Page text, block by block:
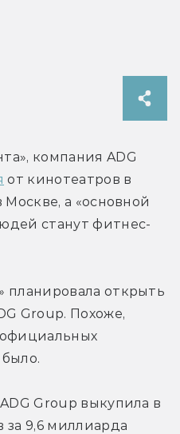
компания ADG
от кинотеатров в
Москве, а «основной
станут фитнес-
планировала открыть
Group. Похоже,
Group выкупила в
за 9,6 миллиарда